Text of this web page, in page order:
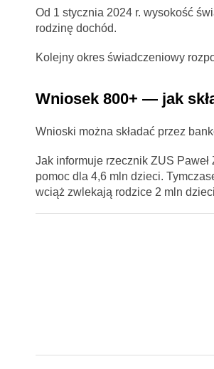
Od 1 stycznia 2024 r. wysokość
rodzinę dochód.
Kolejny okres świadczeniowy
Wniosek 800+ — jak
Wnioski można składać przez
Jak informuje rzecznik ZUS
pomoc dla 4,6 mln dzieci.
wciąż zwlekają rodzice 2 mln